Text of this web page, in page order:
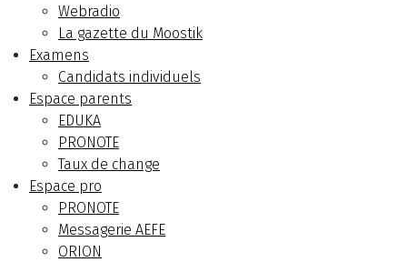
Webradio
La gazette du Moostik
Examens
Candidats individuels
Espace parents
EDUKA
PRONOTE
Taux de change
Espace pro
PRONOTE
Messagerie AEFE
ORION